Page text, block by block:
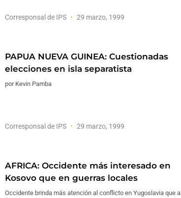
Corresponsal de IPS 29 marzo, 1999
PAPUA NUEVA GUINEA: Cuestionadas
elecciones en isla separatista
por Kevin Pamba
Corresponsal de IPS 29 marzo, 1999
AFRICA: Occidente más interesado en
Kosovo que en guerras locales
Occidente brinda más atención al conflicto en Yugoslavia que a